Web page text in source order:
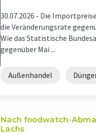
30.07.2026 - Die
die Veränderungsrate
Wie das Statistische
gegenüber Mai ...
Außenhandel
Nach foodwatch-
Lachs